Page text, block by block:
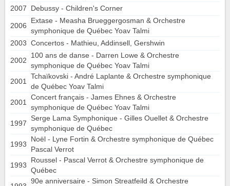
2007
Debussy - Children's Corner
2006
Extase - Measha Brueggergosman & Orchestre
symphonique de Québec Yoav Talmi
2003 Concertos - Mathieu, Addinsell, Gershwin
2002
100 ans de danse - Darren Lowe & Orchestre
symphonique de Québec Yoav Talmi
2001
Tchaïkovski - André Laplante & Orchestre symphonique
de Québec Yoav Talmi
2001
Concert français - James Ehnes & Orchestre
symphonique de Québec Yoav Talmi
1997
Serge Lama Symphonique - Gilles Ouellet & Orchestre
symphonique de Québec
1993
Noël - Lyne Fortin & Orchestre symphonique de Québec
Pascal Verrot
1993
Roussel - Pascal Verrot & Orchestre symphonique de
Québec
90e anniversaire - Simon Streatfeild & Orchestre